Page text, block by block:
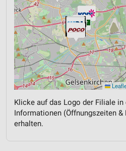
Klicke auf das Logo der Filiale in
Informationen (Öffnungszeiten &
erhalten.